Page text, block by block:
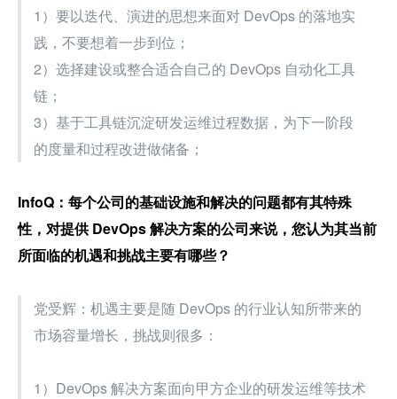
1）要以迭代、演进的思想来面对 DevOps 的落地实
践，不要想着一步到位；
2）选择建设或整合适合自己的 DevOps 自动化工具
链；
3）基于工具链沉淀研发运维过程数据，为下一阶段
的度量和过程改进做储备；
InfoQ：每个公司的基础设施和解决的问题都有其特殊
性，对提供 DevOps 解决方案的公司来说，您认为其当前
所面临的机遇和挑战主要有哪些？
党受辉：机遇主要是随 DevOps 的行业认知所带来的
市场容量增长，挑战则很多：
1）DevOps 解决方案面向甲方企业的研发运维等技术